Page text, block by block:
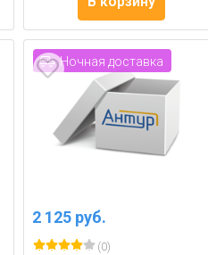
Ночная доставка
2 125 руб.
(0)